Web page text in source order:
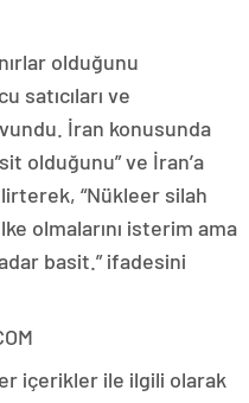
olduğunu
satıcıları ve
İran konusunda
olduğunu” ve İran’a
“Nükleer silah
olmalarını isterim ama
basit.” ifadesini
içerikler ile ilgili olarak